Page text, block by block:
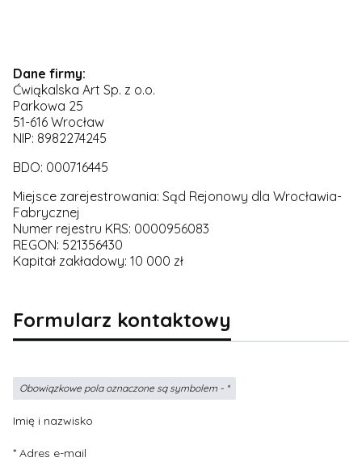
Dane firmy:
Ćwiąkalska Art Sp. z o.o.
Parkowa 25
51-616 Wrocław
NIP: 8982274245
BDO: 000716445
Miejsce zarejestrowania: Sąd Rejonowy dla Wrocławia-
Fabrycznej
Numer rejestru KRS: 0000956083
REGON: 521356430
Kapitał zakładowy: 10 000 zł
Formularz kontaktowy
Obowiązkowe pola oznaczone są symbolem - *
Imię i nazwisko
* Adres e-mail